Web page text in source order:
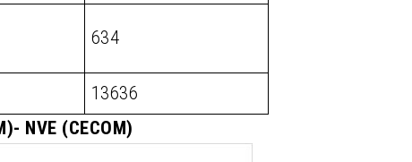
634
13636
NVE (CECOM)